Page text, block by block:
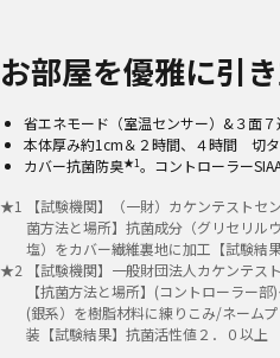
お部屋を優雅に引
省エネモード（室温センサー）&３面
本体厚み約1cm＆２時間、４時間 切
カバー抗菌防臭★1。コントローラー
★1
【試験機関】（一財）カケンテスト
菌方法と場所】抗菌成分（グリセリル
塩）をカバー繊維裏地に加工【試験結
★2
【試験機関】一般財団法人カケンテ
【抗菌方法と場所】(コントローラー
(銀系）を樹脂材料に練りこみ/ネーム
装【試験結果】抗菌活性値２．０以上